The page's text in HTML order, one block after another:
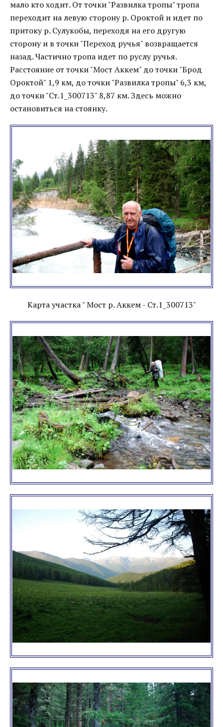
мало кто ходит. От точки "Развилка тропы" тропа
переходит на левую сторону р. Ороктой и идет по
притоку р. Сулукобы, переходя на его другую
сторону и в точки "Переход ручья" возвращается
назад. Частично тропа идет по руслу ручья.
Расстояние от точки "Мост Аккем" до точки "Брод
Ороктой" 1,9 км, до точки "Развилка тропы" 6,3 км,
до точки "Ст.1_300713" 8,87 км. Здесь можно
остановиться на стоянку.
Карта участка " Мост р. Аккем - Ст.1_300713"